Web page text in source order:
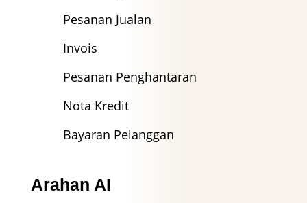
Pesanan Jualan
Invois
Pesanan Penghantaran
Nota Kredit
Bayaran Pelanggan
Arahan AI